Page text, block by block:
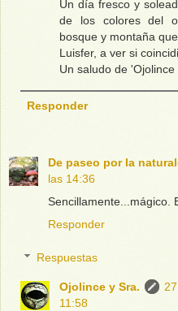
Un día fresco y
de los colores del
bosque y montaña
Luisfer, a ver si
Un saludo de 'Ojolince
Responder
De paseo por la
las 14:36
Sencillamente...mágico.
Responder
Respuestas
Ojolince y Sra.
11:58